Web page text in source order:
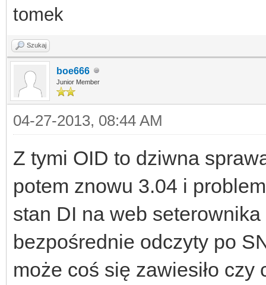
tomek
Szukaj
boe666
Junior Member
04-27-2013, 08:44 AM
Z tymi OID to dziwna
potem znowu 3.04 i
stan DI na web
bezpośrednie odczyty po
może coś się zawiesiło czy